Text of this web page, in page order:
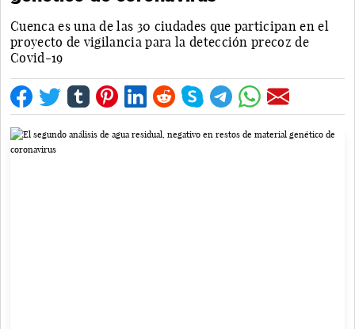
Cuenca es una de las 30 ciudades que participan en el
proyecto de vigilancia para la detección precoz de
Covid-19